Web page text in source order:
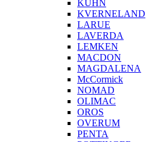
KUHN
KVERNELAND
LARUE
LAVERDA
LEMKEN
MACDON
MAGDALENA
McCormick
NOMAD
OLIMAC
OROS
OVERUM
PENTA